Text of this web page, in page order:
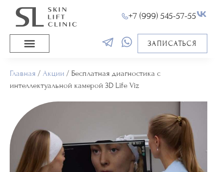
+7 (999) 545-57-55
ЗАПИСАТЬСЯ
Главная / Акции / Бесплатная диагностика с
интеллектуальной камерой 3D Life Viz